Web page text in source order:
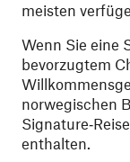
meisten
Wenn Sie eine
bevorzugtem
norwegischen
enthalten.